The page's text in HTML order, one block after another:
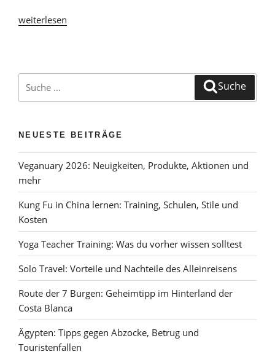
„Granada
Tagen:
Aktivitäten
weiterlesen
nach:
Suche
NEUESTE BEITRÄGE
Veganuary 2026: Neuigkeiten, Produkte, Aktionen und
mehr
Kung Fu in China lernen: Training, Schulen, Stile und
Kosten
Yoga Teacher Training: Was du vorher wissen solltest
Solo Travel: Vorteile und Nachteile des Alleinreisens
Route der 7 Burgen: Geheimtipp im Hinterland der
Costa Blanca
Ägypten: Tipps gegen Abzocke, Betrug und
Touristenfallen